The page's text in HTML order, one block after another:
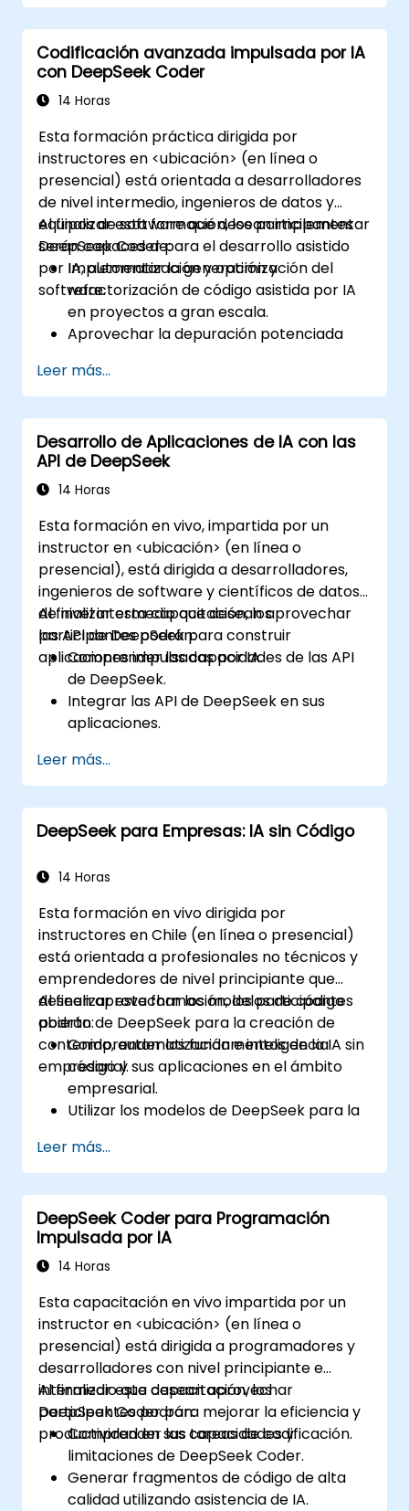
Realizar ajuste fino a DeepSeek LLM para
aplicaciones específicas del dominio.
Optimizar e implementar los modelos
ajustados de manera eficiente.
Codificación avanzada impulsada por IA
con DeepSeek Coder
14 Horas
Esta formación práctica dirigida por
instructores en <ubicación> (en línea o
presencial) está orientada a desarrolladores
de nivel intermedio, ingenieros de datos y
equipos de software que desean implementar
DeepSeek Coder para el desarrollo asistido
por IA, automatización y optimización del
software.
Al finalizar esta formación, los participantes
serán capaces de:
Implementar la generación y
refactorización de código asistida por IA
en proyectos a gran escala.
Aprovechar la depuración potenciada
software.
Integrar DeepSeek Coder en los flujos de
trabajo DevOps y CI/CD.
Utilizar la IA para la automatización
inteligente en los flujos de trabajo de
ingeniería de software.
Leer más...
Desarrollo de Aplicaciones de IA con las
API de DeepSeek
14 Horas
Esta formación en vivo, impartida por un
instructor en <ubicación> (en línea o
presencial), está dirigida a desarrolladores,
ingenieros de software y científicos de datos
de nivel intermedio que desean aprovechar
las API de DeepSeek para construir
aplicaciones impulsadas por IA.
Al finalizar esta capacitación, los
participantes podrán:
Comprender las capacidades de las API
de DeepSeek.
Integrar las API de DeepSeek en sus
aplicaciones.
impulsados por IA.
Optimizar el rendimiento de las API y
gestionar las llamadas de manera
efectiva.
Leer más...
DeepSeek para Empresas: IA sin Código
14 Horas
Esta formación en vivo dirigida por
instructores en Chile (en línea o presencial)
está orientada a profesionales no técnicos y
emprendedores de nivel principiante que
deseen aprovechar los modelos de código
abierto de DeepSeek para la creación de
contenido, automatización e inteligencia
empresarial.
Al finalizar esta formación, los participantes
podrán:
Comprender los fundamentos de la IA sin
código y sus aplicaciones en el ámbito
empresarial.
Utilizar los modelos de DeepSeek para la
automatización.
Integrar herramientas de IA en flujos de
trabajo existentes utilizando plataformas
como Zapier, Make y Notion.
Analizar datos empresariales y generar
insights accionables mediante IA.
para mejorar la productividad y la toma
de decisiones.
Leer más...
DeepSeek Coder para Programación
Impulsada por IA
14 Horas
Esta capacitación en vivo impartida por un
instructor en <ubicación> (en línea o
presencial) está dirigida a programadores y
desarrolladores con nivel principiante e
intermedio que desean aprovechar
DeepSeek Coder para mejorar la eficiencia y
productividad en sus tareas de codificación.
Al finalizar esta capacitación, los
participantes podrán:
Comprender las capacidades y
limitaciones de DeepSeek Coder.
Generar fragmentos de código de alta
calidad utilizando asistencia de IA.